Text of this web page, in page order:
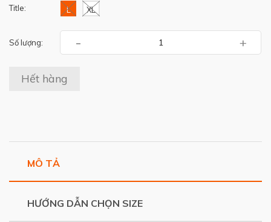
Title: L XL
Số lượng: - +
Hết hàng
MÔ TẢ
HƯỚNG DẪN CHỌN SIZE